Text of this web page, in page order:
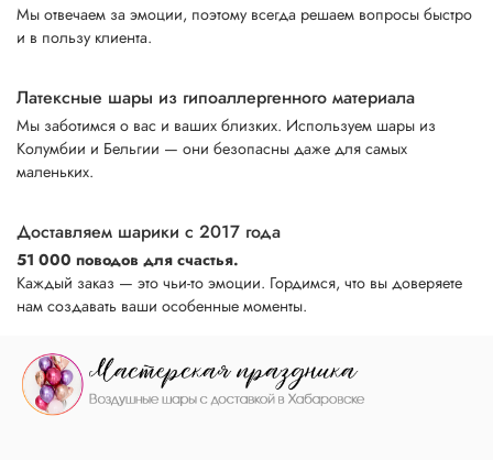
Мы отвечаем за эмоции, поэтому всегда решаем вопросы быстро
и в пользу клиента.
Латексные шары из гипоаллергенного материала
Мы заботимся о вас и ваших близких. Используем шары из
Колумбии и Бельгии — они безопасны даже для самых
маленьких.
Доставляем шарики с 2017 года
51 000 поводов для счастья.
Каждый заказ — это чьи-то эмоции. Гордимся, что вы доверяете
нам создавать ваши особенные моменты.